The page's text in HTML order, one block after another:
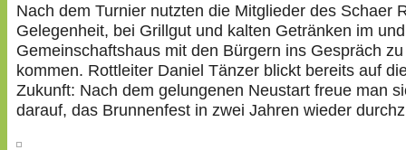
Nach dem Turnier nutzten die Mitglieder des Schaer
Gele­gen­heit, bei Grillgut und kalten Getränken im
Gemein­schafts­haus mit den Bürgern ins Gespräch zu
kommen. Rott­leiter Daniel Tänzer blickt bereits auf
Zukunft: Nach dem gelun­genen Neustart freue man
darauf, das Brun­nen­fest in zwei Jahren wieder